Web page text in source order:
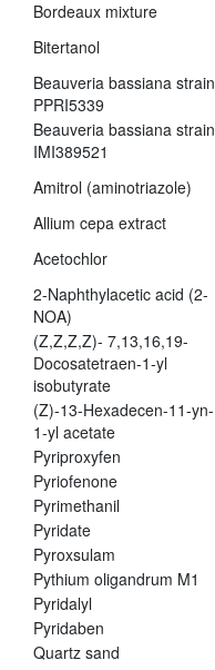
Bordeaux mixture
Bitertanol
Beauveria bassiana strain
PPRI5339
Beauveria bassiana strain
IMI389521
Amitrol (aminotriazole)
Allium cepa extract
Acetochlor
2-Naphthylacetic acid (2-
NOA)
(Z,Z,Z,Z)- 7,13,16,19-
Docosatetraen-1-yl
isobutyrate
(Z)-13-Hexadecen-11-yn-
1-yl acetate
Pyriproxyfen
Pyriofenone
Pyrimethanil
Pyridate
Pyroxsulam
Pythium oligandrum M1
Pyridalyl
Pyridaben
Quartz sand